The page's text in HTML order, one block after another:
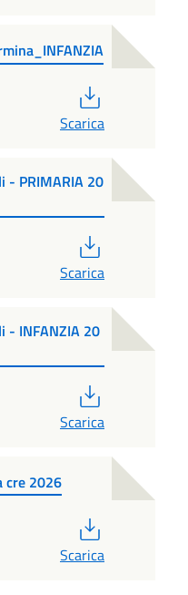
Scarica
- PRIMARIA 20
Scarica
- INFANZIA 20
Scarica
cre 2026
Scarica